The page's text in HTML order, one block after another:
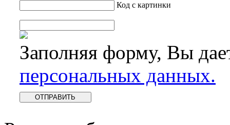
Код с картинки
Заполняя форму, Вы
персональных данных.